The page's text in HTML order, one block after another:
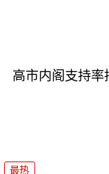
高市内阁支持
最热